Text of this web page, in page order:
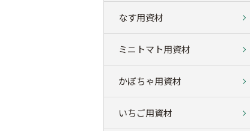
なす用資材
ミニトマト用資材
かぼちゃ用資材
いちご用資材